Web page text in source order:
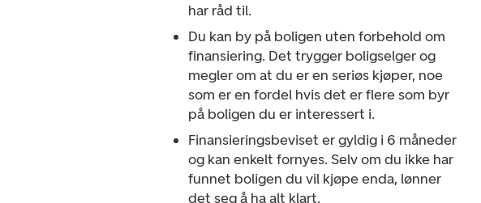
har råd til.
Du kan by på boligen uten forbehold om
finansiering. Det trygger boligselger og
megler om at du er en seriøs kjøper, noe
som er en fordel hvis det er flere som byr
på boligen du er interessert i.
Finansieringsbeviset er gyldig i 6 måneder
og kan enkelt fornyes. Selv om du ikke har
funnet boligen du vil kjøpe enda, lønner
det seg å ha alt klart.